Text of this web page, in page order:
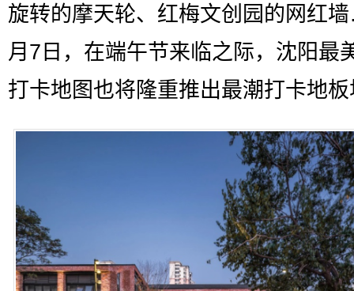
旋转的摩天轮、红梅文创园的网红
月7日，在端午节来临之际，沈阳最
打卡地图也将隆重推出最潮打卡地